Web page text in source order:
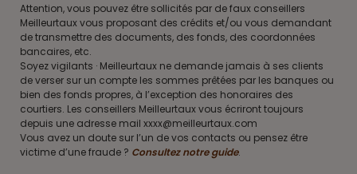
Attention, vous pouvez être sollicités par de faux conseillers
Meilleurtaux vous proposant des crédits et/ou vous demandant
de transmettre des documents, des fonds, des coordonnées
bancaires, etc.
Soyez vigilants · Meilleurtaux ne demande jamais à ses clients
de verser sur un compte les sommes prêtées par les banques ou
bien des fonds propres, à l’exception des honoraires des
courtiers. Les conseillers Meilleurtaux vous écriront toujours
depuis une adresse mail xxxx@meilleurtaux.com
Vous avez un doute sur l’un de vos contacts ou pensez être
victime d’une fraude ? Consultez notre guide.